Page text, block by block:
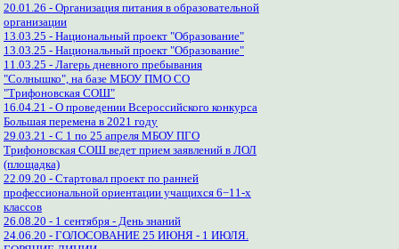
20.01.26 - Организация питания в образовательной
организации
13.03.25 - Национальный проект "Образование"
13.03.25 - Национальный проект "Образование"
11.03.25 - Лагерь дневного пребывания
"Солнышко", на базе МБОУ ПМО СО
"Трифоновская СОШ"
16.04.21 - О проведении Всероссийского конкурса
Большая перемена в 2021 году
29.03.21 - С 1 по 25 апреля МБОУ ПГО
Трифоновская СОШ ведет прием заявлений в ЛОЛ
(площадка)
22.09.20 - Стартовал проект по ранней
профессиональной ориентации учащихся 6−11-х
классов
26.08.20 - 1 сентября - День знаний
24.06.20 - ГОЛОСОВАНИЕ 25 ИЮНЯ - 1 ИЮЛЯ.